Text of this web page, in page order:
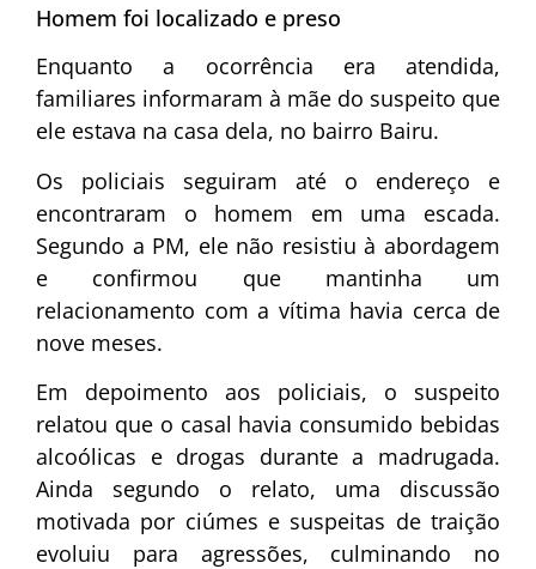
Homem foi localizado e preso
Enquanto a ocorrência era atendida,
familiares informaram à mãe do suspeito que
ele estava na casa dela, no bairro Bairu.
Os policiais seguiram até o endereço e
encontraram o homem em uma escada.
Segundo a PM, ele não resistiu à abordagem
e confirmou que mantinha um
relacionamento com a vítima havia cerca de
nove meses.
Em depoimento aos policiais, o suspeito
relatou que o casal havia consumido bebidas
alcoólicas e drogas durante a madrugada.
Ainda segundo o relato, uma discussão
motivada por ciúmes e suspeitas de traição
evoluiu para agressões, culminando no